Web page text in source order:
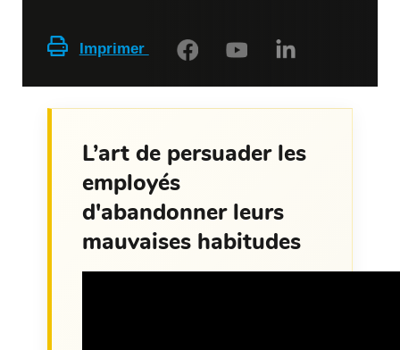
Imprimer
L’art de persuader les
employés
d'abandonner leurs
mauvaises habitudes